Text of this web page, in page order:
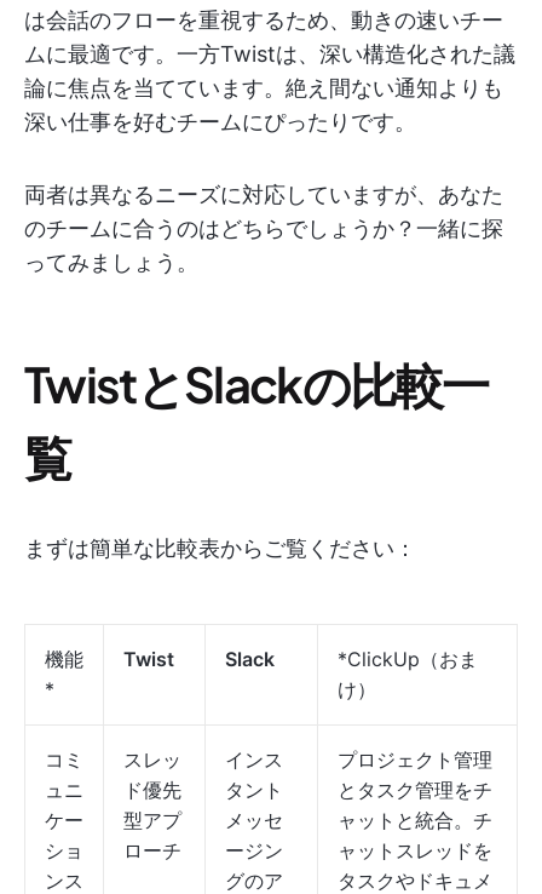
は会話のフローを重視するため、動きの速いチー
ムに最適です。一方Twistは、深い構造化された議
論に焦点を当てています。絶え間ない通知よりも
深い仕事を好むチームにぴったりです。
両者は異なるニーズに対応していますが、あなた
のチームに合うのはどちらでしょうか？一緒に探
ってみましょう。
TwistとSlackの比較一
覧
まずは簡単な比較表からご覧ください：
機能
*
Twist Slack
*ClickUp（おま
け）
コミ
ュニ
ケー
ショ
ンス
スレッ
ド優先
型アプ
ローチ
インス
タント
メッセ
ージン
グのア
プロジェクト管理
とタスク管理をチ
ャットと統合。チ
ャットスレッドを
タスクやドキュメ